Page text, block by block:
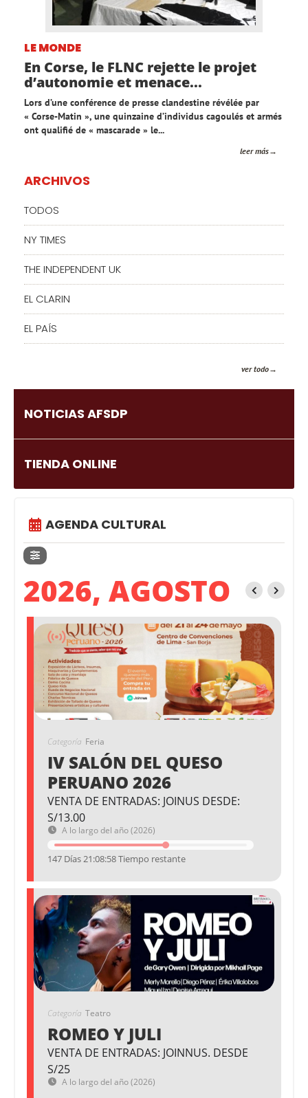
LE MONDE
En Corse, le FLNC rejette le projet
d’autonomie et menace...
Lors d’une conférence de presse clandestine révélée par
« Corse-Matin », une quinzaine d’individus cagoulés et armés
ont qualifié de « mascarade » le...
leer más
ARCHIVOS
TODOS
NY TIMES
THE INDEPENDENT UK
EL CLARIN
EL PAÍS
ver todo
NOTICIAS AFSDP
TIENDA ONLINE
AGENDA CULTURAL
2026, AGOSTO
Categoría Feria
IV SALÓN DEL QUESO
PERUANO 2026
VENTA DE ENTRADAS: JOINUS DESDE:
S/13.00
A lo largo del año (2026)
147 Días 21:08:57 Tiempo restante
Categoría Teatro
ROMEO Y JULI
VENTA DE ENTRADAS: JOINNUS. DESDE
S/25
A lo largo del año (2026)